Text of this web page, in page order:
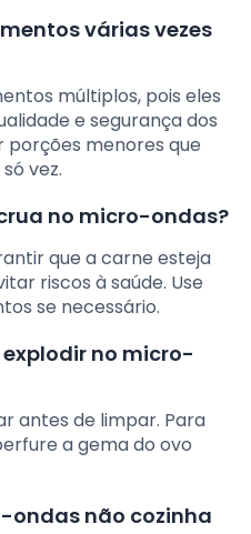
várias vezes
múltiplos, pois eles
e segurança dos
porções menores que
vez.
no micro-ondas?
que a carne esteja
riscos à saúde. Use
se necessário.
explodir no micro-
antes de limpar. Para
a gema do ovo
ondas não cozinha